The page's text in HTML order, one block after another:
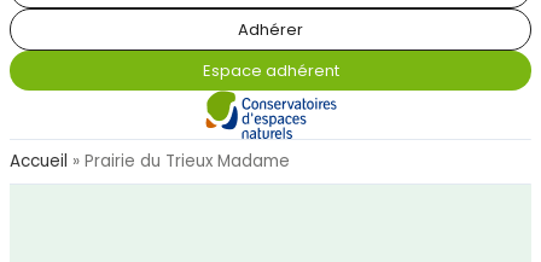
Adhérer
Espace adhérent
Accueil » Prairie du Trieux Madame